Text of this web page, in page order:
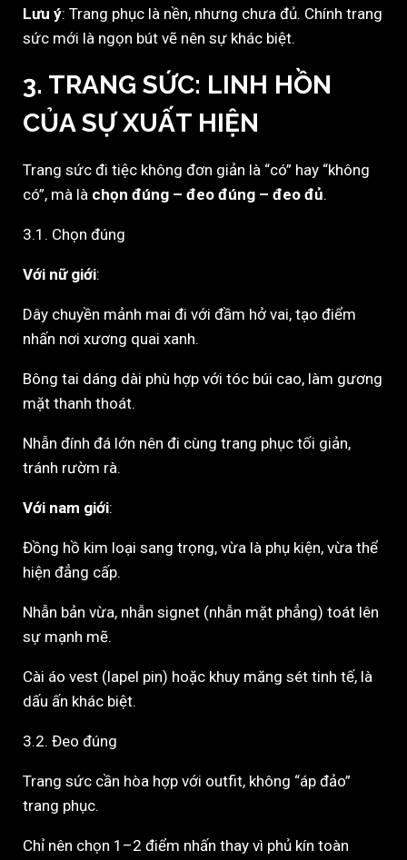
Lưu ý: Trang phục là nền, nhưng chưa đủ. Chính trang
sức mới là ngọn bút vẽ nên sự khác biệt.
3. TRANG SỨC: LINH HỒN
CỦA SỰ XUẤT HIỆN
Trang sức đi tiệc không đơn giản là “có” hay “không
có”, mà là chọn đúng – đeo đúng – đeo đủ.
3.1. Chọn đúng
Với nữ giới:
Dây chuyền mảnh mai đi với đầm hở vai, tạo điểm
nhấn nơi xương quai xanh.
Bông tai dáng dài phù hợp với tóc búi cao, làm gương
mặt thanh thoát.
Nhẫn đính đá lớn nên đi cùng trang phục tối giản,
tránh rườm rà.
Với nam giới:
Đồng hồ kim loại sang trọng, vừa là phụ kiện, vừa thể
hiện đẳng cấp.
Nhẫn bản vừa, nhẫn signet (nhẫn mặt phẳng) toát lên
sự mạnh mẽ.
Cài áo vest (lapel pin) hoặc khuy măng sét tinh tế, là
dấu ấn khác biệt.
3.2. Đeo đúng
Trang sức cần hòa hợp với outfit, không “áp đảo”
trang phục.
Chỉ nên chọn 1–2 điểm nhấn thay vì phủ kín toàn